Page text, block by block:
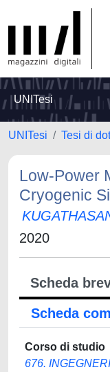
UNITesi
UNITesi Tesi di
Low-Power
Cryogenic
2020
Scheda
Scheda
Corso di studio
676.